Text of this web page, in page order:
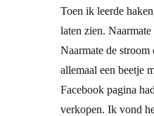
Toen ik leerde
laten zien.
Naarmate de
allemaal een beetje
Facebook pagina